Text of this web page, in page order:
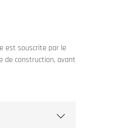
est souscrite par le
de construction, avant